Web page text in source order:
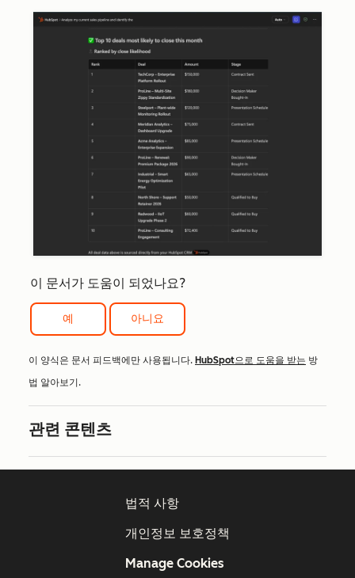
이 문서가 도움이 되었나요?
예 아니요
이 양식은 문서 피드백에만 사용됩니다. HubSpot으로 도움을 받는 방
법 알아보기.
관련 콘텐츠
법적 사항
개인정보 보호정책
Manage Cookies